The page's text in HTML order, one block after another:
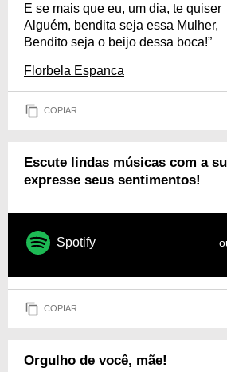
E se mais que eu, um dia, te quiser
Alguém, bendita seja essa Mulher,
Bendito seja o beijo dessa boca!”
Florbela Espanca
COPIAR
Escute lindas músicas com a
expresse seus sentimentos!
Spotify
COPIAR
Orgulho de você, mãe!